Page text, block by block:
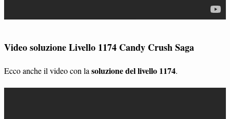
Video soluzione Livello 1174 Candy Crush Saga
Ecco anche il video con la soluzione del livello 1174.